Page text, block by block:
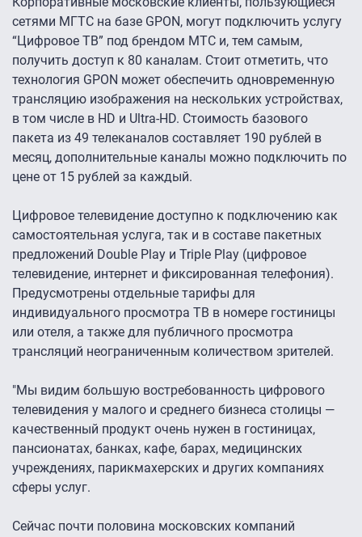
сетями МГТС на базе GPON, могут подключить услугу
“Цифровое ТВ” под брендом МТС и, тем самым,
получить доступ к 80 каналам. Стоит отметить, что
технология GPON может обеспечить одновременную
трансляцию изображения на нескольких устройствах,
в том числе в HD и Ultra-HD. Стоимость базового
пакета из 49 телеканалов составляет 190 рублей в
месяц, дополнительные каналы можно подключить по
цене от 15 рублей за каждый.
Цифровое телевидение доступно к подключению как
самостоятельная услуга, так и в составе пакетных
предложений Double Play и Triple Play (цифровое
телевидение, интернет и фиксированная телефония).
Предусмотрены отдельные тарифы для
индивидуального просмотра ТВ в номере гостиницы
или отеля, а также для публичного просмотра
трансляций неограниченным количеством зрителей.
"Мы видим большую востребованность цифрового
телевидения у малого и среднего бизнеса столицы —
качественный продукт очень нужен в гостиницах,
пансионатах, банках, кафе, барах, медицинских
учреждениях, парикмахерских и других компаниях
сферы услуг.
Сейчас почти половина московских компаний